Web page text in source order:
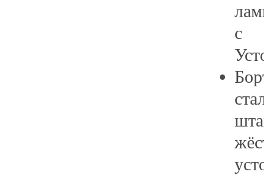
с